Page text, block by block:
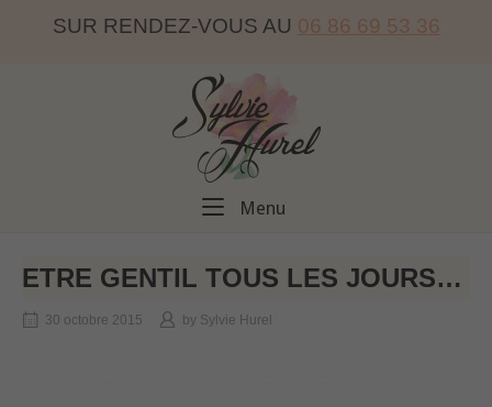
SUR RENDEZ-VOUS AU 06 86 69 53 36
Home
Menu
ETRE GENTIL TOUS LES JOURS…
30 octobre 2015 by Sylvie Hurel